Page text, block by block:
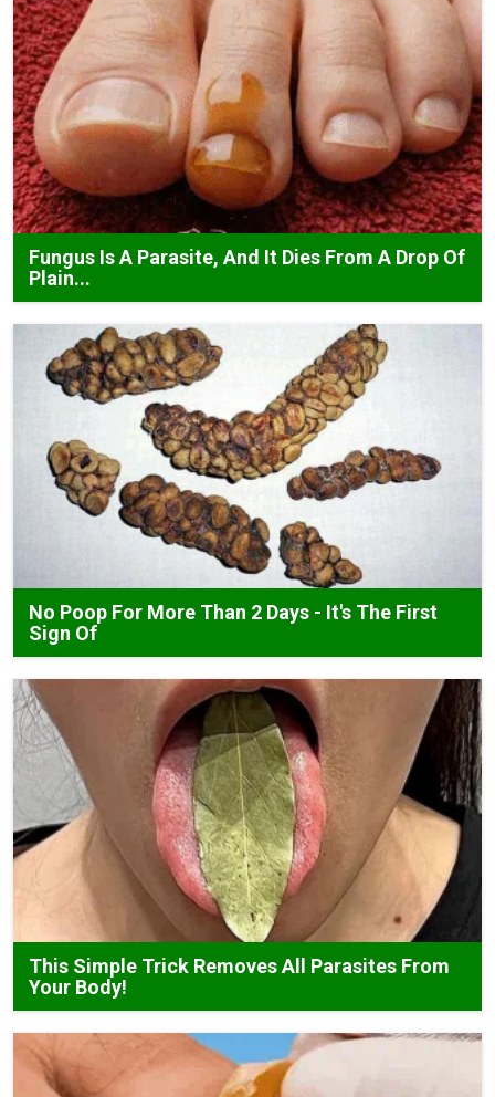
Fungus Is A Parasite, And It Dies From A Drop Of
Plain...
No Poop For More Than 2 Days - It's The First
Sign Of
This Simple Trick Removes All Parasites From
Your Body!